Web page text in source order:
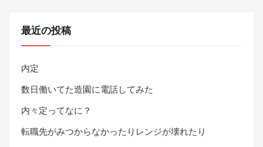
最近の投稿
内定
数日働いてた造園に電話してみた
内々定ってなに？
転職先がみつからなかったりレンジが壊れたり